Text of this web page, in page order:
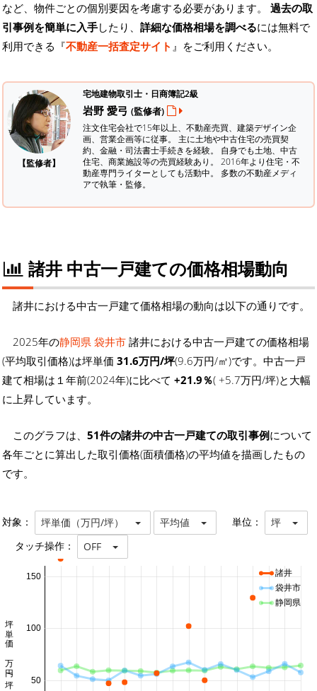
など、物件ごとの個別要因を考慮する必要があります。 過去の取
引事例を簡単に入手したり、 詳細な価格相場を調べるには無料で
利用できる『不動産一括査定サイト 』をご利用ください。
【監修者】
宅地建物取引士・日商簿記2級
岩野 愛弓 (監修者)
注文住宅会社で15年以上、不動産売買、建築デザイン企
画、営業企画等に従事。 主に土地や中古住宅の売買契
約、金融・司法書士手続きを経験。 自身でも土地、中古
住宅、商業施設等の売買経験あり。 2016年より住宅・不
動産専門ライターとしても活動中。 多数の不動産メディ
アで執筆・監修。
諸井 中古一戸建ての価格相場動向
諸井における中古一戸建て価格相場の動向は以下の通りです。
2025年の静岡県 袋井市 諸井における中古一戸建ての価格相場
(平均取引価格)は坪単価 31.6万円/坪(9.6万円/㎡)です。中古一戸
建て相場は１年前(2024年)に比べて +21.9％( +5.7万円/坪)と大幅
に上昇しています。
このグラフは、 51件の諸井の中古一戸建ての取引事例について
各年ごとに算出した取引価格(面積価格)の平均値を描画したもの
です。
対象： 坪単価（万円/坪） 平均値 単位： 坪
タッチ操作： OFF
50
100
150
坪単価 万円/坪
諸井
袋井市
静岡県